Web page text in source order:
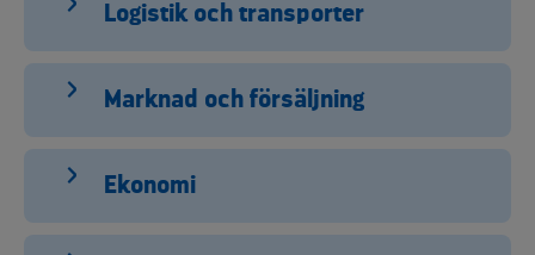
Logistik och transporter
Marknad och försäljning
Ekonomi